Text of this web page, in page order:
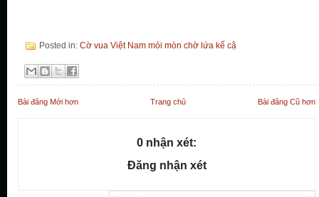
Posted in: Cờ vua Việt Nam mỏi mòn chờ lứa kế cậ
Bài đăng Mới hơn Bài đăng Cũ hơn
Trang chủ
0 nhận xét:
Đăng nhận xét